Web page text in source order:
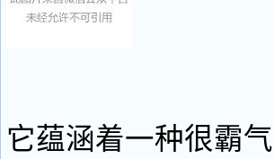
它蕴涵着一种很霸